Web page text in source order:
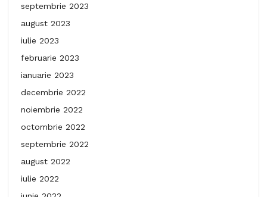
septembrie 2023
august 2023
iulie 2023
februarie 2023
ianuarie 2023
decembrie 2022
noiembrie 2022
octombrie 2022
septembrie 2022
august 2022
iulie 2022